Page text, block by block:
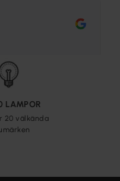
LAMPOR
20 välkända